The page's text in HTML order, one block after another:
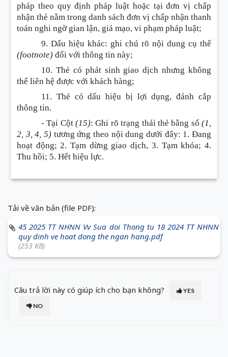
pháp theo quy định pháp luật hoặc tại đơn vị chấp
nhận thẻ nằm trong danh sách đơn vị chấp nhận thanh
toán nghi ngờ gian lận, giả mạo, vi phạm pháp luật;
9. Dấu hiệu khác: ghi chú rõ nội dung cụ thể
(footnote) đối với thông tin này;
10. Thẻ có phát sinh giao dịch nhưng không
thể liên hệ được với khách hàng;
11. Thẻ có dấu hiệu bị lợi dụng, đánh cắp
thông tin.
- Tại Cột(15): Ghi rõ trạng thái thẻ bằng số(1,
2, 3, 4, 5) tương ứng theo nội dung dưới đây: 1. Đang
hoạt động; 2. Tạm dừng giao dịch, 3. Tạm khóa; 4.
Thu hồi; 5. Hết hiệu lực.
Tải về văn bản (file PDF):
45 2025 TT NHNN Vv Sua doi Thong tu 18 2024 TT NHNN
quy dinh ve hoat dong the ngan hang.pdf
(253 KB)
Câu trả lời này có giúp ích cho bạn không?
YES
NO